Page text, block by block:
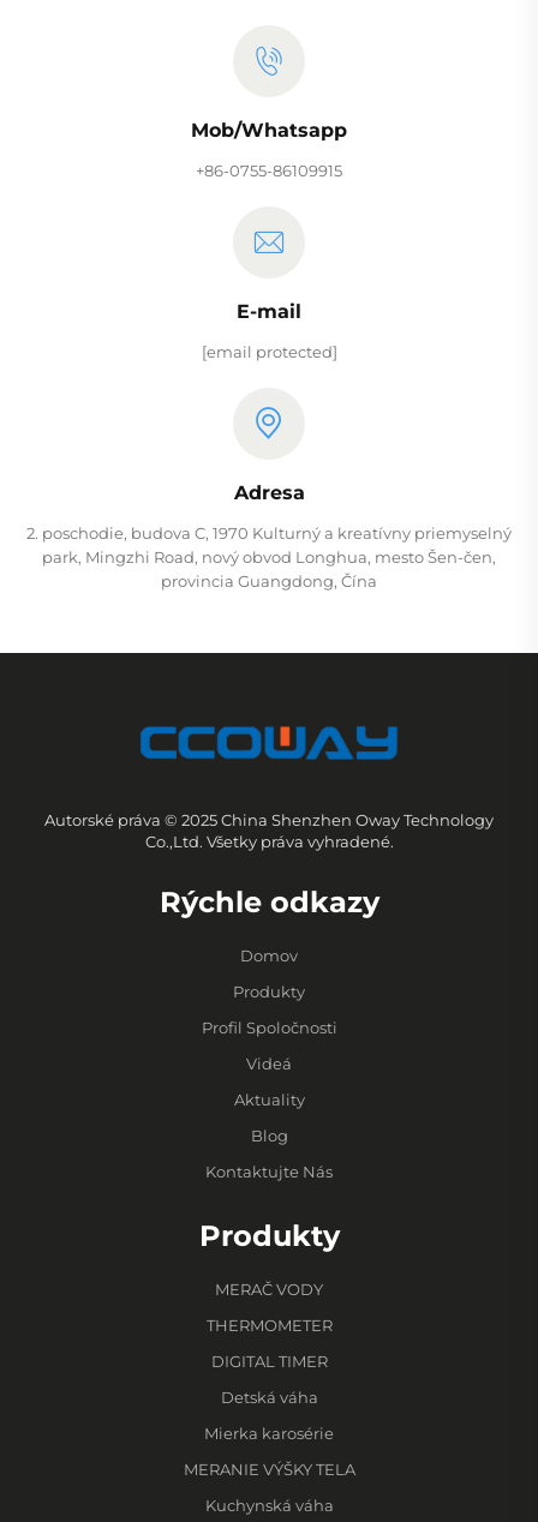
Mob/Whatsapp
+86-0755-86109915
E-mail
[email protected]
Adresa
2. poschodie, budova C, 1970 Kulturný a kreatívny priemyselný
park, Mingzhi Road, nový obvod Longhua, mesto Šen-čen,
provincia Guangdong, Čína
Autorské práva © 2025 China Shenzhen Oway Technology
Co.,Ltd. Všetky práva vyhradené.
Rýchle odkazy
Domov
Produkty
Profil Spoločnosti
Videá
Aktuality
Blog
Kontaktujte Nás
Produkty
MERAČ VODY
THERMOMETER
DIGITAL TIMER
Detská váha
Mierka karosérie
MERANIE VÝŠKY TELA
Kuchynská váha